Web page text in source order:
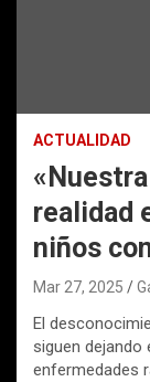
ACTUALIDAD
realidad
niños
Mar 27, 2025
El
siguen
enfermedades